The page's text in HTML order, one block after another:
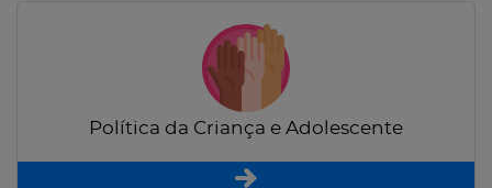
Política da Criança e Adolescente